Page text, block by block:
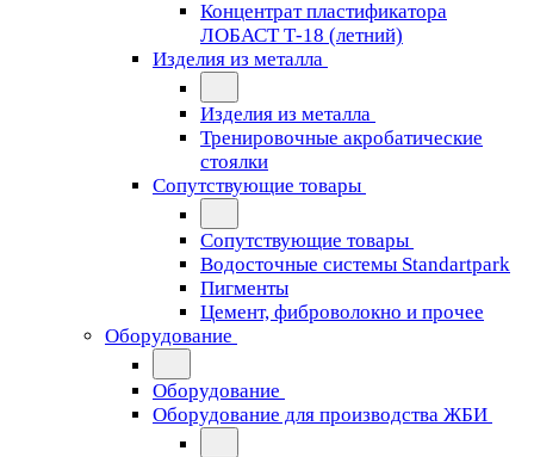
Концентрат пластификатора
ЛОБАСТ Т-18 (летний)
Изделия из металла
Изделия из металла
Тренировочные акробатические
стоялки
Сопутствующие товары
Сопутствующие товары
Водосточные системы Standartpark
Пигменты
Цемент, фиброволокно и прочее
Оборудование
Оборудование
Оборудование для производства ЖБИ